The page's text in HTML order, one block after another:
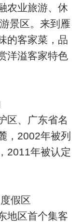
农业旅游、休
景区。来到雁
的客家菜，品
洋溢客家特色
区、广东省名
，2002年被列
2011年被认定
假区
地区首个集客